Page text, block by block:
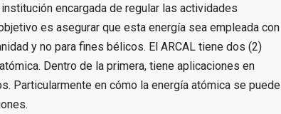
encargada de regular las actividades
es asegurar que esta energía sea empleada con
y no para fines bélicos. El ARCAL tiene dos (2)
Dentro de la primera, tiene aplicaciones en
Particularmente en cómo la energía atómica se puede